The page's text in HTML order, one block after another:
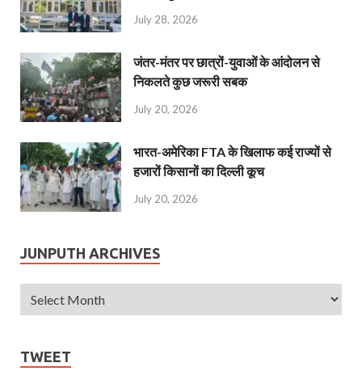
July 28, 2026
जंतर-मंतर पर छात्रों-युवाओं के आंदोलन से
निकलते कुछ जरूरी सबक
July 20, 2026
भारत-अमेरिका FTA के खिलाफ कई राज्यों से
हजारों किसानों का दिल्ली कूच
July 20, 2026
JUNPUTH ARCHIVES
TWEET